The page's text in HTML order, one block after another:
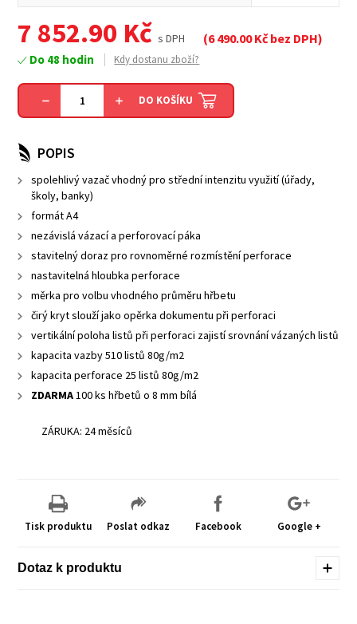
7 852.90 Kčs DPH (6 490.00Kč bez DPH)
Do 48 hodin Kdy dostanu zboží?
DO KOŠÍKU
POPIS
spolehlivý vazač vhodný pro střední intenzitu využití (úřady,
školy, banky)
formát A4
nezávislá vázací a perforovací páka
stavitelný doraz pro rovnoměrné rozmístění perforace
nastavitelná hloubka perforace
měrka pro volbu vhodného průměru hřbetu
čirý kryt slouží jako opěrka dokumentu při perforaci
vertikální poloha listů při perforaci zajistí srovnání vázaných listů
kapacita vazby 510 listů 80g/m2
kapacita perforace 25 listů 80g/m2
ZDARMA100 ks hřbetů o 8 mm bílá
ZÁRUKA: 24 měsíců
Tisk produktu Poslat odkaz Facebook Google +
Dotaz k produktu